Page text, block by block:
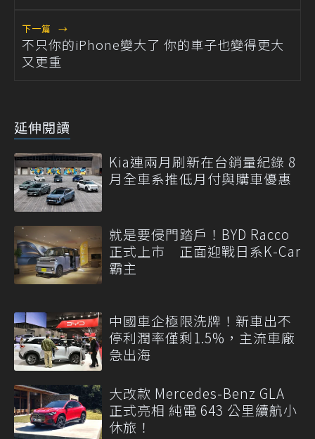
下一篇 →
不只你的iPhone變大了 你的車子也變得更大
又更重
延伸閱讀
Kia連兩月刷新在台銷量紀錄 8
月全車系推低月付與購車優惠
就是要侵門踏戶！BYD Racco
正式上市 正面迎戰日系K-Car
霸主
中國車企極限洗牌！新車出不
停利潤率僅剩1.5%，主流車廠
急出海
大改款 Mercedes-Benz GLA
正式亮相 純電 643 公里續航小
休旅！